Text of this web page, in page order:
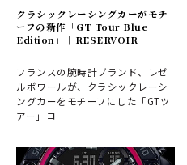
クラシックレーシングカーがモチ
ーフの新作「GT Tour Blue
Edition」｜RESERVOIR
フランスの腕時計ブランド、レゼ
ルボワールが、クラシックレーシ
ングカーをモチーフにした「GTツ
アー」コ